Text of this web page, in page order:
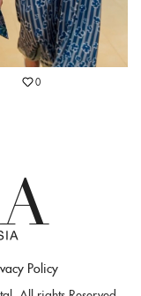
0
Policy